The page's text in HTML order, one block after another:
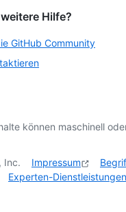
Hilfe?
GitHub Community
können maschinell
Inc. Impressum
Experten-Dienstleistungen